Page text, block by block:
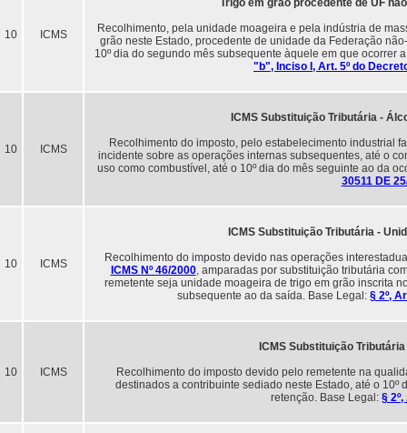
10 ICMS
Trigo em grão procedente de UF
Recolhimento, pela unidade moageira e pela indústria de
grão neste Estado, procedente de unidade da Federação
10º dia do segundo mês subsequente àquele em que ocorrer
"b", Inciso I, Art. 5º do
10 ICMS
ICMS Substituição Tributária -
Recolhimento do imposto, pelo estabelecimento industrial
incidente sobre as operações internas subsequentes, até o
uso como combustível, até o 10º dia do mês seguinte ao da
30511 DE
10 ICMS
ICMS Substituição Tributária -
Recolhimento do imposto devido nas operações
ICMS Nº 46/2000, amparadas por substituição tributária
remetente seja unidade moageira de trigo em grão inscrita
subsequente ao da saída. Base Legal: § 2º,
10 ICMS
ICMS Substituição
Recolhimento do imposto devido pelo remetente na
destinados a contribuinte sediado neste Estado, até o
retenção. Base Legal: §